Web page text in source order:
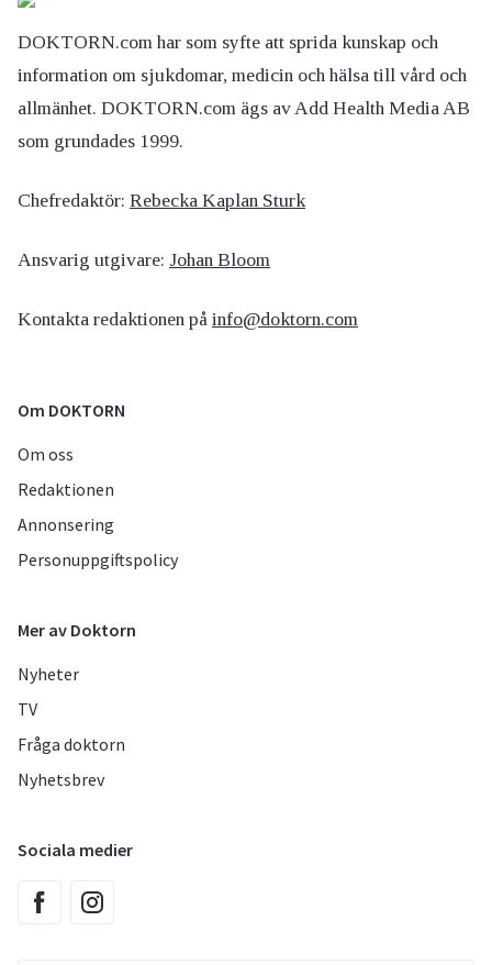
DOKTORN.com har som syfte att sprida kunskap och
information om sjukdomar, medicin och hälsa till vård och
allmänhet. DOKTORN.com ägs av Add Health Media AB
som grundades 1999.
Chefredaktör: Rebecka Kaplan Sturk
Ansvarig utgivare: Johan Bloom
Kontakta redaktionen på info@doktorn.com
Om DOKTORN
Om oss
Redaktionen
Annonsering
Personuppgiftspolicy
Mer av Doktorn
Nyheter
TV
Fråga doktorn
Nyhetsbrev
Sociala medier